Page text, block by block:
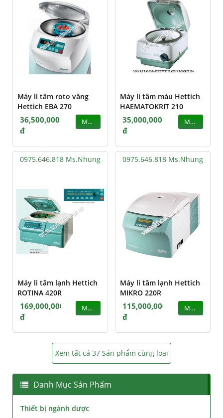
Máy li tâm roto văng
Hettich EBA 270
36,500,000
đ
MUA
Máy li tâm máu Hettich
HAEMATOKRIT 210
35,000,000
đ
MUA
0975.646.818 Ms.Nhung
Máy li tâm lạnh Hettich
ROTINA 420R
169,000,000
đ
MUA
0975.646.818 Ms.Nhung
Máy li tâm lạnh Hettich
MIKRO 220R
115,000,000
đ
MUA
Xem tất cả 37 Sản phẩm cùng loại
Danh Mục Sản Phẩm
Thiết bị ngành dược